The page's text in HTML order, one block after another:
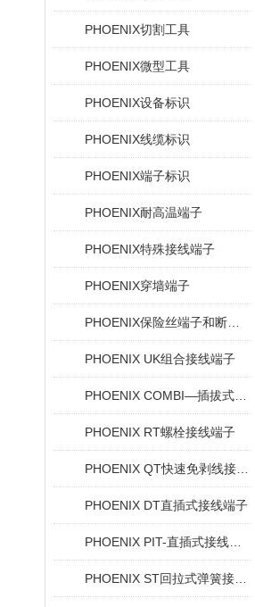
PHOENIX切割工具
PHOENIX微型工具
PHOENIX设备标识
PHOENIX线缆标识
PHOENIX端子标识
PHOENIX耐高温端子
PHOENIX特殊接线端子
PHOENIX穿墙端子
PHOENIX UK组合接线端子
PHOENIX RT螺栓接线端子
PHOENIX DT直插式接线端子